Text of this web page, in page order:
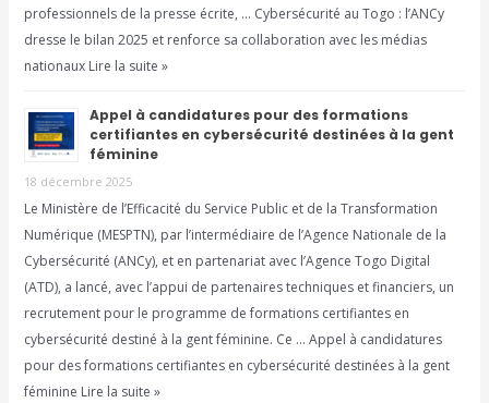
professionnels de la presse écrite, … Cybersécurité au Togo : l’ANCy
dresse le bilan 2025 et renforce sa collaboration avec les médias
nationaux Lire la suite »
Appel à candidatures pour des formations
certifiantes en cybersécurité destinées à la gent
féminine
18 décembre 2025
Le Ministère de l’Efficacité du Service Public et de la Transformation
Numérique (MESPTN), par l’intermédiaire de l’Agence Nationale de la
Cybersécurité (ANCy), et en partenariat avec l’Agence Togo Digital
(ATD), a lancé, avec l’appui de partenaires techniques et financiers, un
recrutement pour le programme de formations certifiantes en
cybersécurité destiné à la gent féminine. Ce … Appel à candidatures
pour des formations certifiantes en cybersécurité destinées à la gent
féminine Lire la suite »